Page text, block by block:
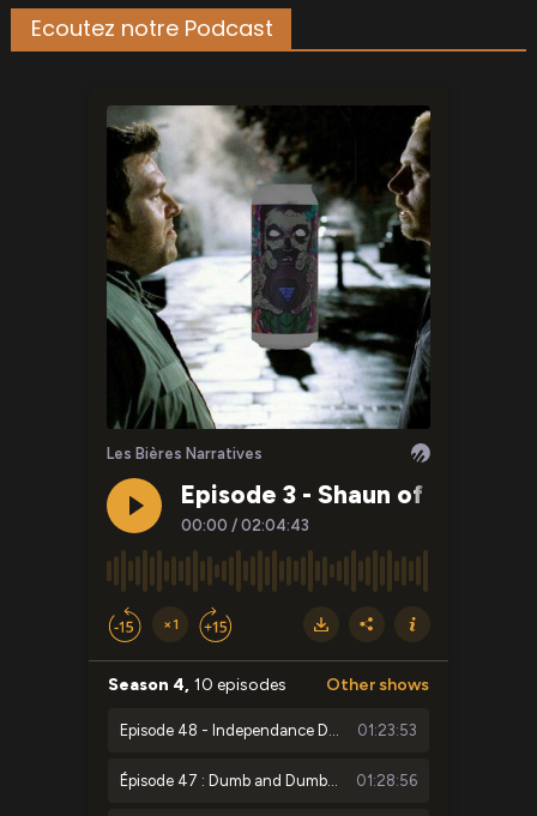
Ecoutez notre Podcast